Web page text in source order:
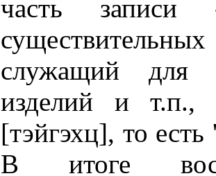
часть
служащий для
изделий и
[тэйгэхц], то
В итоге